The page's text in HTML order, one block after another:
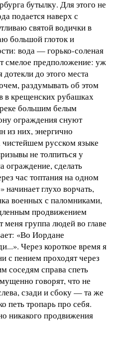
бутылку. Для этого не
подается наверх с
святой водички в
большой глоток и
вода — горько-соленая
смелое предположение: уж
до этого места
раздумывать об этом
в крещенских рубашках
большим белым
ограждения снуют
из них, энергично
русском языке
не толпиться у
ограждение, сделать
час топтания на одном
начинает глухо ворчать,
военных с паломниками,
продвижением
меня группа людей во главе
«Во Иордане
Через короткое время я
с пением проходят через
соседям справа спеть
говорят, что не
сзади и сбоку — та же
петь тропарь про себя.
никакого продвижения